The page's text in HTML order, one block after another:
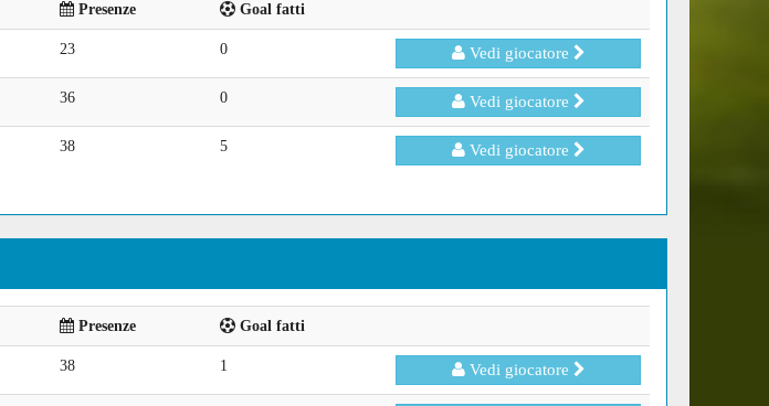
Presenze Goal fatti
23 0 Vedi giocatore
36 0 Vedi giocatore
38 5 Vedi giocatore
Presenze Goal fatti
38 1 Vedi giocatore